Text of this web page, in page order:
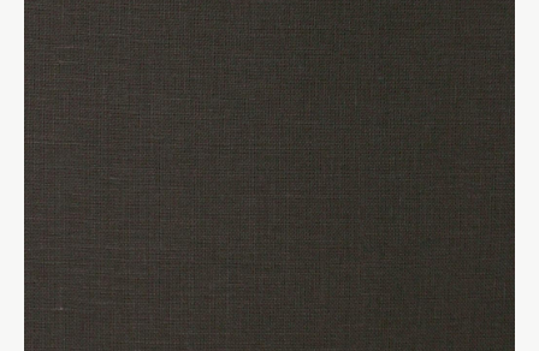
CHI SIAMO
Le etichette
La nostra storia
Lavora con noi
Share our fabrics